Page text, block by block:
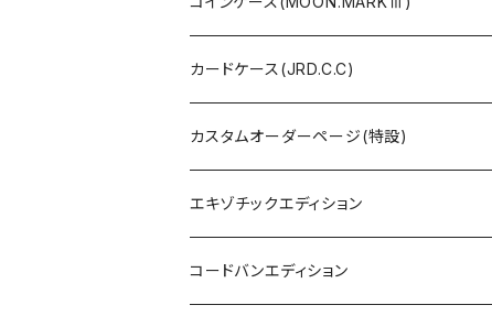
カードケース(JRD.C.C)
カスタムオーダーページ(特設)
エキゾチックエディション
コードバンエディション